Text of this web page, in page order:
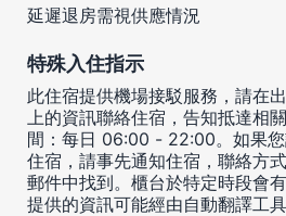
延遲退房需視供應情況
特殊入住指示
此住宿提供機場接駁服務，請在
上的資訊聯絡住宿，告知抵達相
間：每日 06:00 - 22:00。如果
住宿，請事先通知住宿，聯絡方
郵件中找到。櫃台於特定時段會
提供的資訊可能經由自動翻譯工具